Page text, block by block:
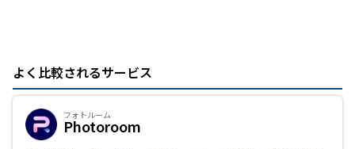
よく比較されるサービス
フォトルーム
Photoroom